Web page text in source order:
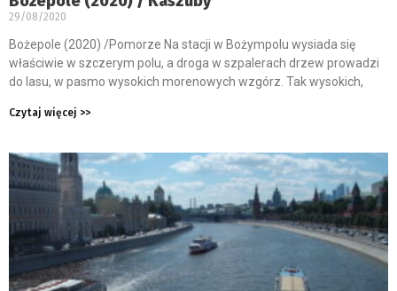
29/08/2020
Bożepole (2020) /Pomorze Na stacji w Bożympolu wysiada się
właściwie w szczerym polu, a droga w szpalerach drzew prowadzi
do lasu, w pasmo wysokich morenowych wzgórz. Tak wysokich,
Czytaj więcej >>